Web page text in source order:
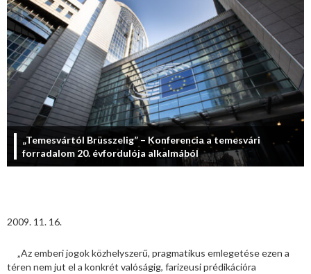
„Temesvártól Brüsszelig” – Konferencia a temesvári
forradalom 20. évfordulója alkalmából
2009. 11. 16.
„Az emberi jogok közhelyszerű, pragmatikus emlegetése ezen a
téren nem jut el a konkrét valóságig, farizeusi prédikációra